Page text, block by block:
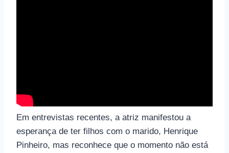
Em entrevistas recentes, a atriz manifestou a
esperança de ter filhos com o marido, Henrique
Pinheiro, mas reconhece que o momento não está